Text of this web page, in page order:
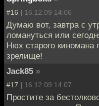
#16 | 16.12.09 14:06
Думаю вот, завтра с
ломануться или
Нюх старого киномана
зрелище!
Jack85 »
#17 | 16.12.09 14:07
Простите за